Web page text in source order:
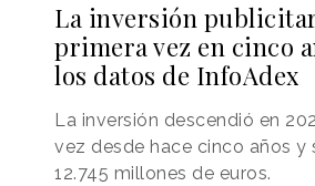
La inversión
primera vez en cinco
los datos de InfoAdex
La inversión descendió en
vez desde hace cinco años y
12.745 millones de euros.